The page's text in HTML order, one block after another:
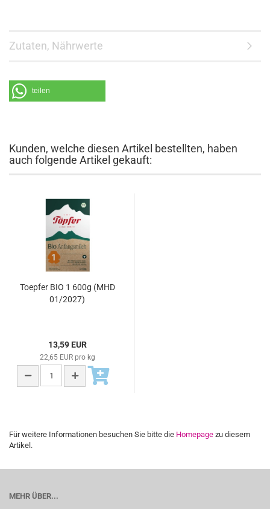
Zutaten, Nährwerte
teilen
Kunden, welche diesen Artikel bestellten, haben
auch folgende Artikel gekauft:
Toepfer BIO 1 600g (MHD
01/2027)
13,59 EUR
22,65 EUR pro kg
Für weitere Informationen besuchen Sie bitte die Homepage zu diesem
Artikel.
MEHR ÜBER...